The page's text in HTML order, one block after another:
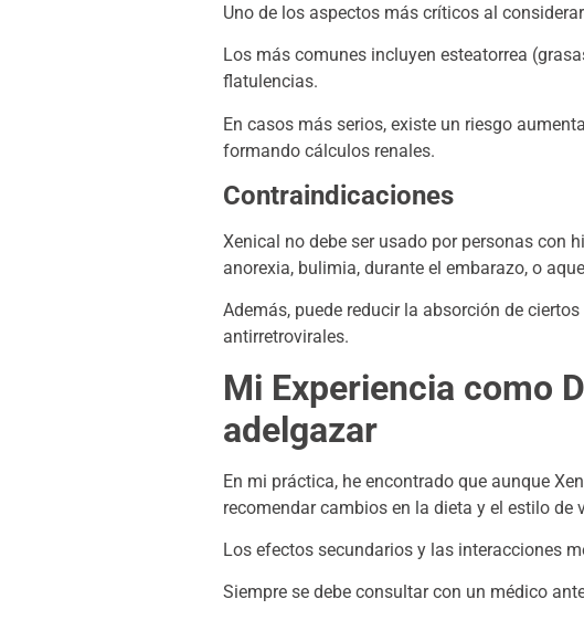
Uno de los aspectos más críticos al
Los más comunes incluyen esteatorrea
flatulencias.
En casos más serios, existe un riesgo
formando cálculos renales.
Contraindicaciones
Xenical no debe ser usado por personas con
anorexia, bulimia, durante el embarazo, o
Además, puede reducir la absorción de
antirretrovirales.
Mi Experiencia como
adelgazar
En mi práctica, he encontrado que aunque
recomendar cambios en la dieta y el estilo
Los efectos secundarios y las interacciones
Siempre se debe consultar con un médico